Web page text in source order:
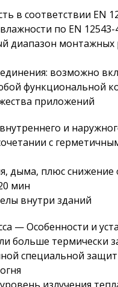
в соответствии EN
по EN 12543-
диапазон монтажных
возможно
функциональной
приложений
и
с
дыма, плюс снижение
мин
внутри зданий
— Особенности и
больше термически
специальной